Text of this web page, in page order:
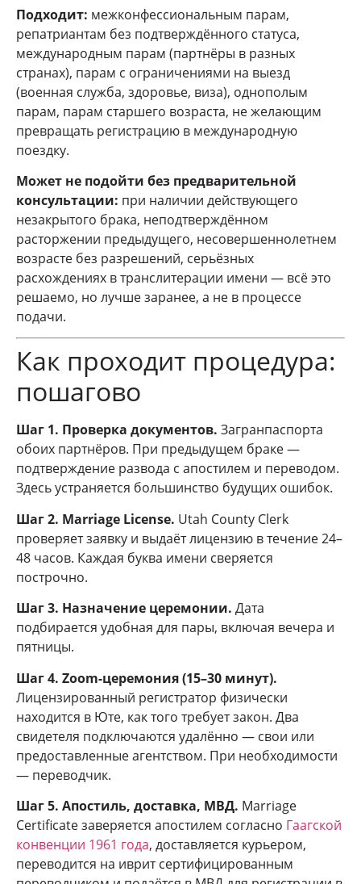
Подходит: межконфессиональным парам,
репатриантам без подтверждённого статуса,
международным парам (партнёры в разных
странах), парам с ограничениями на выезд
(военная служба, здоровье, виза), однополым
парам, парам старшего возраста, не желающим
превращать регистрацию в международную
поездку.
Может не подойти без предварительной
консультации: при наличии действующего
незакрытого брака, неподтверждённом
расторжении предыдущего, несовершеннолетнем
возрасте без разрешений, серьёзных
расхождениях в транслитерации имени — всё это
решаемо, но лучше заранее, а не в процессе
подачи.
Как проходит процедура:
пошагово
Шаг 1. Проверка документов. Загранпаспорта
обоих партнёров. При предыдущем браке —
подтверждение развода с апостилем и переводом.
Здесь устраняется большинство будущих ошибок.
Шаг 2. Marriage License. Utah County Clerk
проверяет заявку и выдаёт лицензию в течение 24–
48 часов. Каждая буква имени сверяется
построчно.
Шаг 3. Назначение церемонии. Дата
подбирается удобная для пары, включая вечера и
пятницы.
Шаг 4. Zoom-церемония (15–30 минут).
Лицензированный регистратор физически
находится в Юте, как того требует закон. Два
свидетеля подключаются удалённо — свои или
предоставленные агентством. При необходимости
— переводчик.
Шаг 5. Апостиль, доставка, МВД. Marriage
Certificate заверяется апостилем согласно Гаагской
конвенции 1961 года, доставляется курьером,
переводится на иврит сертифицированным